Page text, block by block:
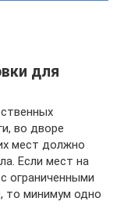
для
во дворе
мест должно
Если мест на
ограниченными
то минимум одно